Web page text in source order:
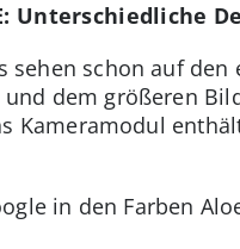
Unterschiedliche
sehen schon auf
dem größeren
Kameramodul
in den Farben